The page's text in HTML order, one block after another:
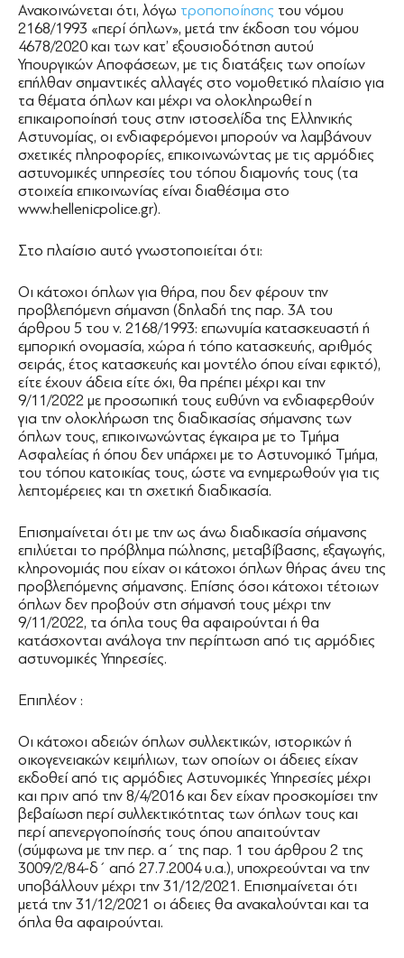
Ανακοινώνεται ότι, λόγω τροποποίησης του νόμου
2168/1993 «περί όπλων», μετά την έκδοση του νόμου
4678/2020 και των κατ’ εξουσιοδότηση αυτού
Υπουργικών Αποφάσεων, με τις διατάξεις των οποίων
επήλθαν σημαντικές αλλαγές στο νομοθετικό πλαίσιο για
τα θέματα όπλων και μέχρι να ολοκληρωθεί η
επικαιροποίησή τους στην ιστοσελίδα της Ελληνικής
Αστυνομίας, οι ενδιαφερόμενοι μπορούν να λαμβάνουν
σχετικές πληροφορίες, επικοινωνώντας με τις αρμόδιες
αστυνομικές υπηρεσίες του τόπου διαμονής τους (τα
στοιχεία επικοινωνίας είναι διαθέσιμα στο
www.hellenicpolice.gr).
Στο πλαίσιο αυτό γνωστοποιείται ότι:
Οι κάτοχοι όπλων για θήρα, που δεν φέρουν την
προβλεπόμενη σήμανση (δηλαδή της παρ. 3Α του
άρθρου 5 του ν. 2168/1993: επωνυμία κατασκευαστή ή
εμπορική ονομασία, χώρα ή τόπο κατασκευής, αριθμός
σειράς, έτος κατασκευής και μοντέλο όπου είναι εφικτό),
είτε έχουν άδεια είτε όχι, θα πρέπει μέχρι και την
9/11/2022 με προσωπική τους ευθύνη να ενδιαφερθούν
για την ολοκλήρωση της διαδικασίας σήμανσης των
όπλων τους, επικοινωνώντας έγκαιρα με το Τμήμα
Ασφαλείας ή όπου δεν υπάρχει με το Αστυνομικό Τμήμα,
του τόπου κατοικίας τους, ώστε να ενημερωθούν για τις
λεπτομέρειες και τη σχετική διαδικασία.
Επισημαίνεται ότι με την ως άνω διαδικασία σήμανσης
επιλύεται το πρόβλημα πώλησης, μεταβίβασης, εξαγωγής,
κληρονομιάς που είχαν οι κάτοχοι όπλων θήρας άνευ της
προβλεπόμενης σήμανσης. Επίσης όσοι κάτοχοι τέτοιων
όπλων δεν προβούν στη σήμανσή τους μέχρι την
9/11/2022, τα όπλα τους θα αφαιρούνται ή θα
κατάσχονται ανάλογα την περίπτωση από τις αρμόδιες
αστυνομικές Υπηρεσίες.
Επιπλέον :
Οι κάτοχοι αδειών όπλων συλλεκτικών, ιστορικών ή
οικογενειακών κειμήλιων, των οποίων οι άδειες είχαν
εκδοθεί από τις αρμόδιες Αστυνομικές Υπηρεσίες μέχρι
και πριν από την 8/4/2016 και δεν είχαν προσκομίσει την
βεβαίωση περί συλλεκτικότητας των όπλων τους και
περί απενεργοποίησής τους όπου απαιτούνταν
(σύμφωνα με την περ. α΄ της παρ. 1 του άρθρου 2 της
3009/2/84-δ΄ από 27.7.2004 υ.α.), υποχρεούνται να την
υποβάλλουν μέχρι την 31/12/2021. Επισημαίνεται ότι
μετά την 31/12/2021 οι άδειες θα ανακαλούνται και τα
όπλα θα αφαιρούνται.